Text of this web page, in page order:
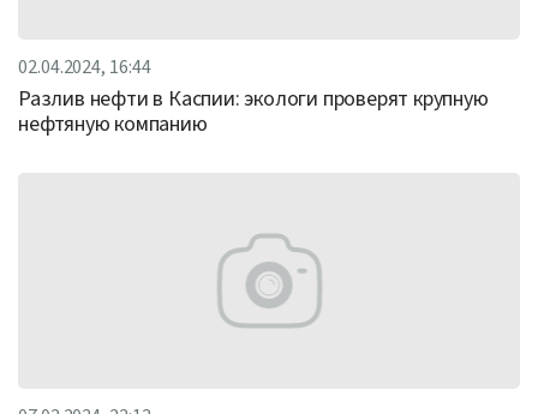
02.04.2024, 16:44
Разлив нефти в Каспии: экологи проверят крупную
нефтяную компанию